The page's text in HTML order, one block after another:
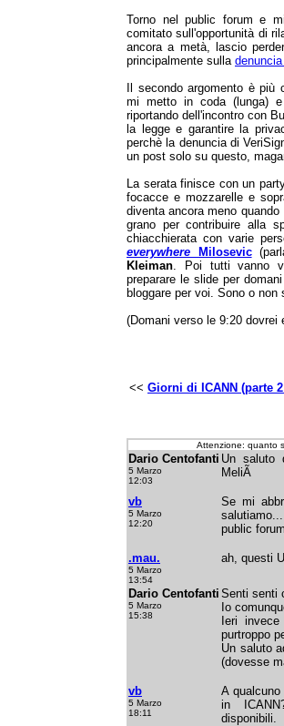
Torno nel public forum e
comitato sull'opportunità di
ancora a metà, lascio
principalmente sulla
Il secondo argomento è
mi metto in coda (lunga)
riportando dell'incontro con
la legge e garantire la
perchè la denuncia di
un post solo su questo,
La serata finisce con un
focacce e mozzarelle e
diventa ancora meno
grano per contribuire alla
chiacchierata con varie
everywhere Milosevic
Kleiman. Poi tutti vanno
preparare le slide per
bloggare per voi. Sono o non
(Domani verso le 9:20
<< Giorni di ICANN (parte
Attenzione: quanto
Dario Centofanti
5 Marzo
12:03
Un saluto
MeliÃ
vb
5 Marzo
12:20
Se mi
public
.mau.
5 Marzo
13:54
ah, questi
Dario Centofanti
5 Marzo
15:38
Senti senti
Io
Ieri
purtroppo
Un saluto
(dovesse
vb
5 Marzo
18:11
A
in
disponibili.